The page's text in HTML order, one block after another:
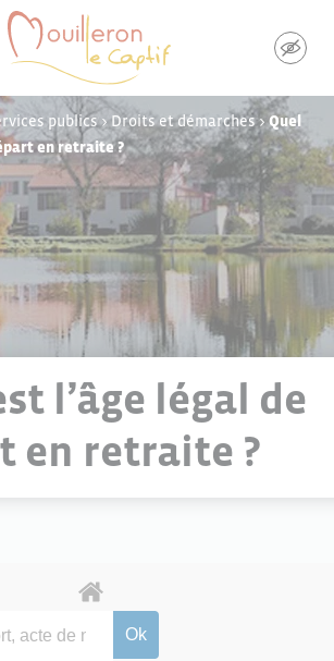
publics>Droits et démarches>Quel
en retraite ?
l’âge légal de
en retraite ?
cookies